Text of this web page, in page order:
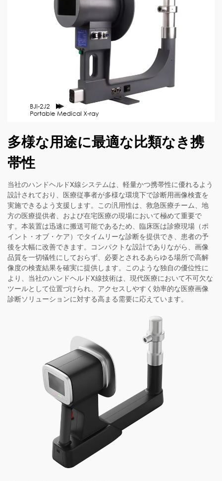
多様な用途に最適な比類なき携
帯性
当社のハンドヘルドX線システムは、軽量かつ携帯性に優れるよう
設計されており、医療従事者が多様な環境下で診断用画像検査を
実施できるよう支援します。この汎用性は、救急医療チーム、地
方の医療提供者、および在宅医療の現場において極めて重要で
す。本装置は迅速に搬送可能であるため、臨床医は診療現場（ポ
イント・オブ・ケア）でタイムリーな診断を提供でき、患者の予
後を大幅に改善できます。コンパクトな設計でありながら、画像
品質を一切犠牲にしておらず、必要とされるあらゆる場所で高解
像度の検査結果を確実に提供します。このような独自の優位性に
より、当社のハンドヘルドX線技術は、現代医療において不可欠な
ツールとして位置づけられ、アクセスしやすく効率的な医療画像
診断ソリューションに対する高まる需要に応えています。